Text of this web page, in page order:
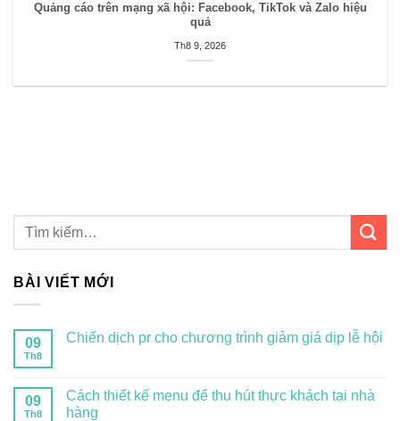
Quảng cáo trên mạng xã hội: Facebook, TikTok và Zalo hiệu
quả
Th8 9, 2026
BÀI VIẾT MỚI
09
Th8
Chiến dịch pr cho chương trình giảm giá dịp lễ hội
09
Th8
Cách thiết kế menu để thu hút thực khách tại nhà
hàng